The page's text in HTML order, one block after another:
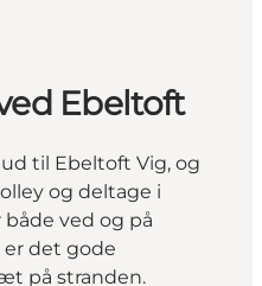
Ebeltoft
til Ebeltoft Vig, og
og deltage i
ved og på
er det gode
på stranden.